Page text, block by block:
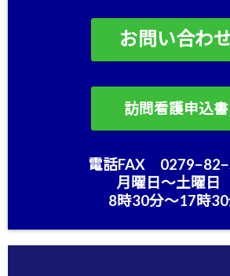
お問い合わ
訪問看護申込書
電話FAX
月曜日〜土曜日
8時30分〜17時